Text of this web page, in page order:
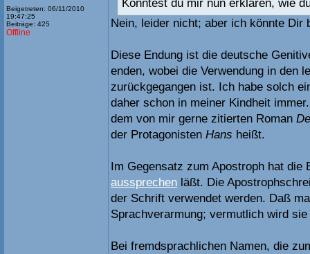
Beigetreten: 06/11/2010
19:47:25
Beiträge: 425
Offline
Könntest du mir nun erklären, wie
Nein, leider nicht; aber ich könnte
Diese Endung ist die deutsche
enden, wobei die Verwendung in den
zurückgegangen ist. Ich habe solch
daher schon in meiner Kindheit
dem von mir gerne zitierten Roman
der Protagonisten Hans heißt.
Im Gegensatz zum Apostroph hat die
aussprechen läßt. Die
der Schrift verwendet werden. Daß
Sprachverarmung; vermutlich wird
Bei fremdsprachlichen Namen, die